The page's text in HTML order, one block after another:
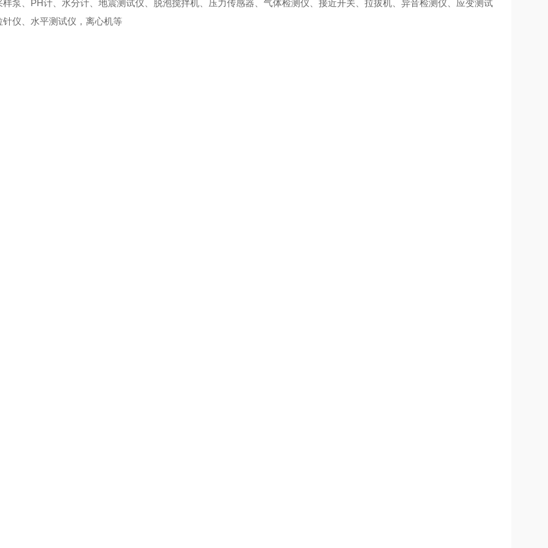
样泵、PH计、水分计、地震测试仪、脱泡搅拌机、压力传感器、气体检测仪、接近开关、拉拔机、异音检测仪、应变测试
针仪、水平测试仪，离心机等